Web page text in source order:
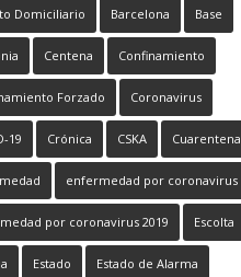
Domiciliario Barcelona Base
Centena Confinamiento
Forzado Coronavirus
19 Crónica CSKA Cuarentena
enfermedad por coronavirus
por coronavirus 2019 Escolta
Estado Estado de Alarma